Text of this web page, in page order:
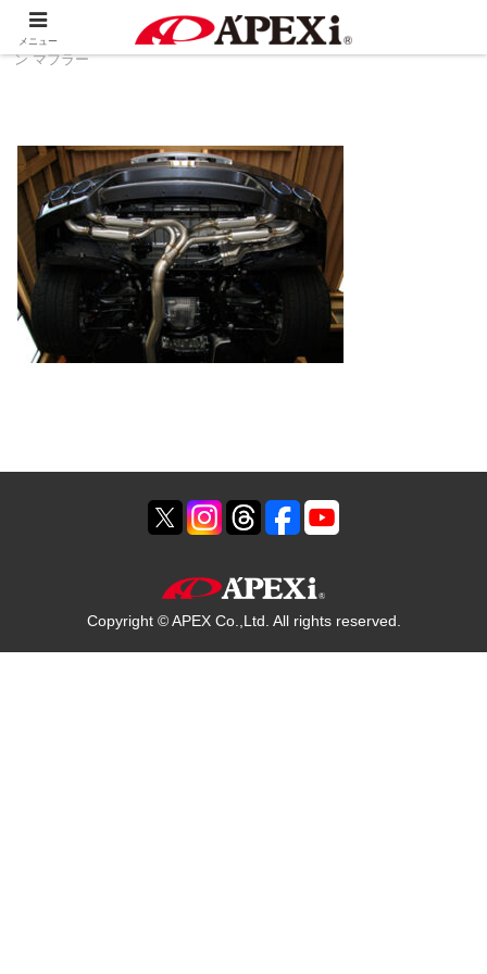
製品情報 排気系
RS エボリューショ
ン マフラー
Copyright © APEX Co.,Ltd. All rights reserved.
メニュー